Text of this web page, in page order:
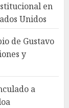
en
Unidos
de Gustavo
y
a
de
Nuevo
Fecha,